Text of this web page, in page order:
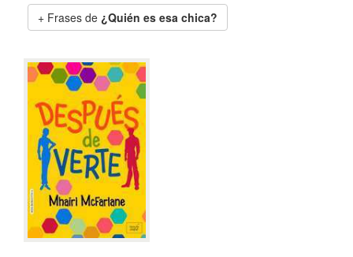
Frases de ¿Quién es esa chica?